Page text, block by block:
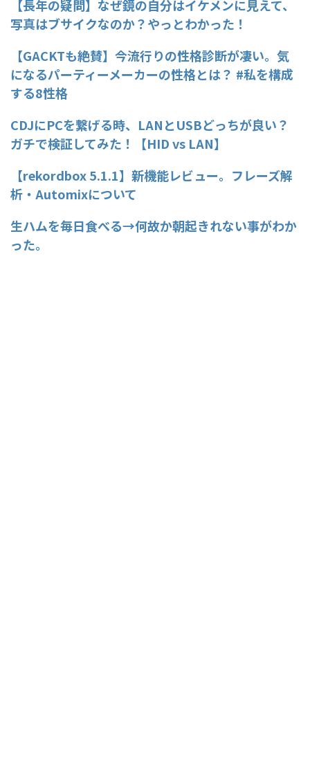
【長年の疑問】なぜ鏡の自分はイケメンに見えて、
写真はブサイクなのか？やっとわかった！
【GACKTも絶賛】今流行りの性格診断が凄い。気
になるパーティーメーカーの性格とは？ #私を構成
する8性格
CDJにPCを繋げる時、LANとUSBどっちが良い？
ガチで検証してみた！【HID vs LAN】
【rekordbox 5.1.1】新機能レビュー。フレーズ解
析・Automixについて
生ハムを毎日食べる→何故か朝起きれない事がわか
った。